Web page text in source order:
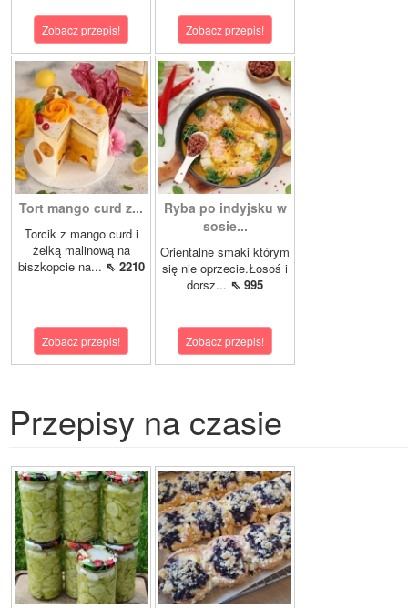
Zobacz przepis! Zobacz przepis!
Tort mango curd z...
Torcik z mango curd i
żelką malinową na
biszkopcie na... ⇖ 2210
Zobacz przepis!
Ryba po indyjsku w
sosie...
Orientalne smaki którym
się nie oprzecie.Łosoś i
dorsz... ⇖ 995
Zobacz przepis!
Przepisy na czasie